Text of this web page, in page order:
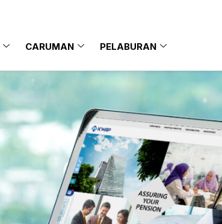
CARUMAN PELABURAN